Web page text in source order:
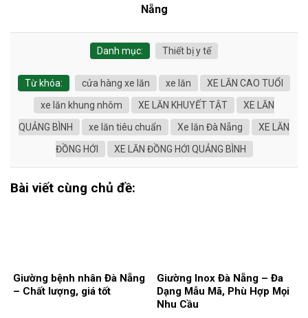
Nẵng
Danh mục: Thiết bị y tế
Từ khóa: cửa hàng xe lăn xe lăn
XE LĂN CAO TUỔI
xe lăn khung nhôm
XE LĂN KHUYẾT TẬT
XE LĂN
QUẢNG BÌNH
xe lăn tiêu chuẩn Xe lăn Đà Nẵng
XE LĂN
ĐỒNG HỚI
XE LĂN ĐỒNG HỚI QUẢNG BÌNH
Bài viết cùng chủ đề:
Giường bệnh nhân Đà Nẵng
– Chất lượng, giá tốt
Giường Inox Đà Nẵng – Đa
Dạng Mẫu Mã, Phù Hợp Mọi
Nhu Cầu